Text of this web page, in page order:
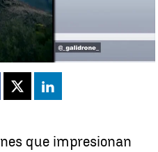
de 2025, 19:07
X Linkedin
que impresionan